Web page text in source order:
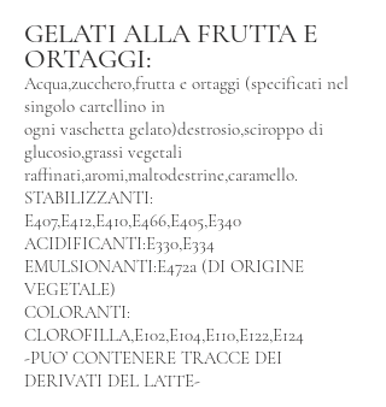
GELATI ALLA FRUTTA E
ORTAGGI:
Acqua,zucchero,frutta e ortaggi (specificati nel
singolo cartellino in
ogni vaschetta gelato)destrosio,sciroppo di
glucosio,grassi vegetali
raffinati,aromi,maltodestrine,caramello.
STABILIZZANTI:
E407,E412,E410,E466,E405,E340
ACIDIFICANTI:E330,E334
EMULSIONANTI:E472a (DI ORIGINE
VEGETALE)
COLORANTI:
CLOROFILLA,E102,E104,E110,E122,E124
-PUO’ CONTENERE TRACCE DEI
DERIVATI DEL LATTE-